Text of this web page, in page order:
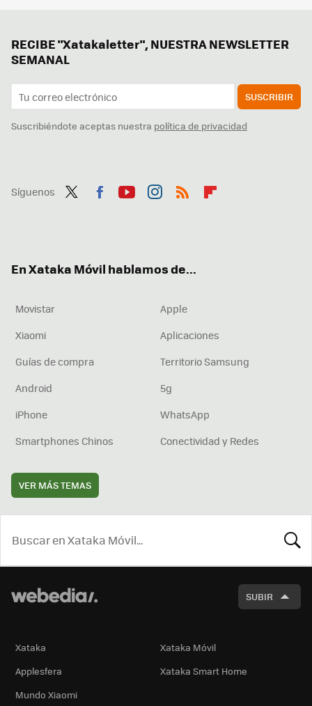
RECIBE "Xatakaletter", NUESTRA NEWSLETTER
SEMANAL
SUSCRIBIR
Suscribiéndote aceptas nuestra política de privacidad
Síguenos
En Xataka Móvil hablamos de...
Movistar
Apple
Xiaomi
Aplicaciones
Guías de compra
Territorio Samsung
Android
5g
iPhone
WhatsApp
Smartphones Chinos
Conectividad y Redes
VER MÁS TEMAS
SUBIR
Xataka
Xataka Móvil
Applesfera
Xataka Smart Home
Mundo Xiaomi